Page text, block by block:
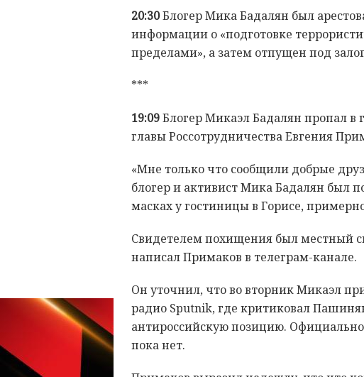
20:30Блогер Мика Бадалян был
информации о «подготовке
пределами», а затем отпущен под
***
19:09Блогер Микаэл Бадалян пропал в
главы Россотрудничества Евгения
«Мне только что сообщили добрые
блогер и активист Мика Бадалян был
масках у гостиницы в Горисе,
Свидетелем похищения был местный
написал Примаков в телеграм-канале.
Он уточнил, что во вторник Микаэл
радио Sputnik, где критиковал
антироссийскую позицию.
пока нет.